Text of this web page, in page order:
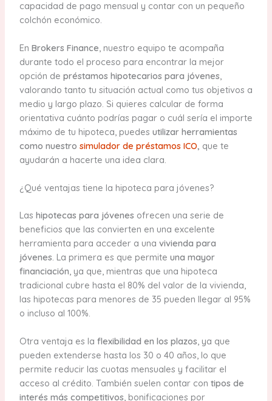
capacidad de pago mensual y contar con un pequeño
colchón económico.
En Brokers Finance, nuestro equipo te acompaña
durante todo el proceso para encontrar la mejor
opción de préstamos hipotecarios para jóvenes,
valorando tanto tu situación actual como tus objetivos a
medio y largo plazo. Si quieres calcular de forma
orientativa cuánto podrías pagar o cuál sería el importe
máximo de tu hipoteca, puedes utilizar herramientas
como nuestro simulador de préstamos ICO, que te
ayudarán a hacerte una idea clara.
¿Qué ventajas tiene la hipoteca para jóvenes?
Las hipotecas para jóvenes ofrecen una serie de
beneficios que las convierten en una excelente
herramienta para acceder a una vivienda para
jóvenes. La primera es que permite una mayor
financiación, ya que, mientras que una hipoteca
tradicional cubre hasta el 80% del valor de la vivienda,
las hipotecas para menores de 35 pueden llegar al 95%
o incluso al 100%.
Otra ventaja es la flexibilidad en los plazos, ya que
pueden extenderse hasta los 30 o 40 años, lo que
permite reducir las cuotas mensuales y facilitar el
acceso al crédito. También suelen contar con tipos de
interés más competitivos, bonificaciones por